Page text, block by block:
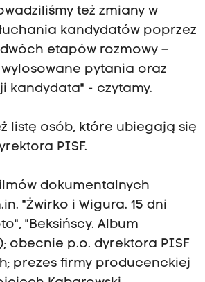
też zmiany w
kandydatów poprzez
etapów rozmowy –
pytania oraz
kandydata" - czytamy.
listę osób, które ubiegają się
PISF.
dokumentalnych
"Żwirko i Wigura. 15 dni
"Beksińscy. Album
obecnie p.o. dyrektora PISF
prezes firmy producenckiej